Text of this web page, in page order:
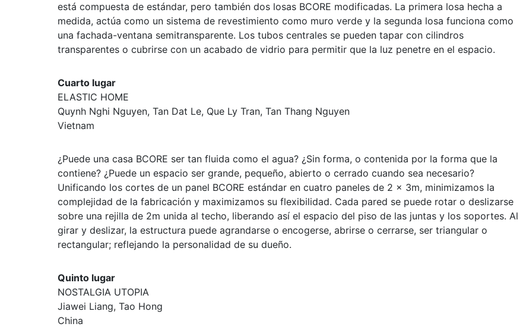
está compuesta de estándar, pero también dos losas BCORE modificadas. La primera losa hecha a
medida, actúa como un sistema de revestimiento como muro verde y la segunda losa funciona como
una fachada-ventana semitransparente. Los tubos centrales se pueden tapar con cilindros
transparentes o cubrirse con un acabado de vidrio para permitir que la luz penetre en el espacio.
Cuarto lugar
ELASTIC HOME
Quynh Nghi Nguyen, Tan Dat Le, Que Ly Tran, Tan Thang Nguyen
Vietnam
¿Puede una casa BCORE ser tan fluida como el agua? ¿Sin forma, o contenida por la forma que la
contiene? ¿Puede un espacio ser grande, pequeño, abierto o cerrado cuando sea necesario?
Unificando los cortes de un panel BCORE estándar en cuatro paneles de 2 x 3m, minimizamos la
complejidad de la fabricación y maximizamos su flexibilidad. Cada pared se puede rotar o deslizarse
sobre una rejilla de 2m unida al techo, liberando así el espacio del piso de las juntas y los soportes. Al
girar y deslizar, la estructura puede agrandarse o encogerse, abrirse o cerrarse, ser triangular o
rectangular; reflejando la personalidad de su dueño.
Quinto lugar
NOSTALGIA UTOPIA
Jiawei Liang, Tao Hong
China